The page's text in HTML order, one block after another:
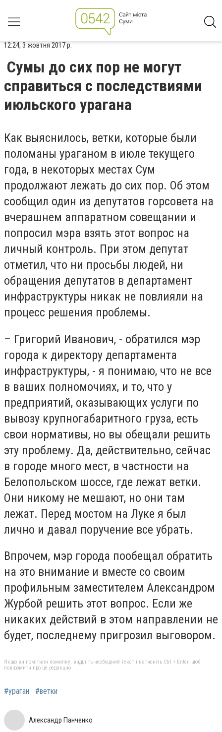
12:24, 3 жовтня 2017 р.
Сумы до сих пор не могут
справиться с последствиями
июльского урагана
Как выяснилось, ветки, которые были
поломаны ураганом в июле текущего
года, в некоторых местах Сум
продолжают лежать до сих пор. Об этом
сообщил один из депутатов горсовета на
вчерашнем аппаратном совещании и
попросил мэра взять этот вопрос на
личный контроль. При этом депутат
отметил, что ни просьбы людей, ни
обращения депутатов в департамент
инфраструктуры никак не повлияли на
процесс решения проблемы.
– Григорий Иванович, - обратился мэр
города к директору департамента
инфраструктуры, - я понимаю, что не все
в ваших полномочиях, и то, что у
предприятий, оказывающих услуги по
вывозу крупногабаритного груза, есть
свои нормативы, но вы обещали решить
эту проблему. Да, действительно, сейчас
в городе много мест, в частности на
Белопольском шоссе, где лежат ветки.
Они никому не мешают, но они там
лежат. Перед мостом на Луке я был
лично и давал поручение все убрать.
Впрочем, мэр города пообещал обратить
на это внимание и вместе со своим
профильным заместителем Александром
Журбой решить этот вопрос. Если же
никаких действий в этом направлении не
будет, последнему пригрозил выговором.
Якщо ви помітили помилку, виділіть необхідний текст і натисніть Ctrl + Enter, щоб
повідомити про це редакцію
#ураган #ветки
Александр Панченко